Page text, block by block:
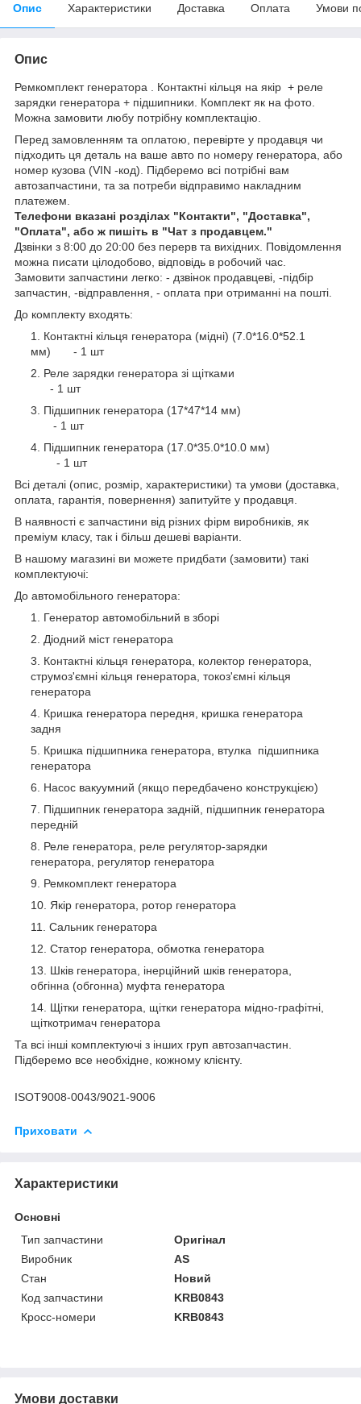
Опис Характеристики Доставка Оплата Умови
Опис
Ремкомплект генератора . Контактні кільця на якір + реле
зарядки генератора + підшипники. Комплект як на фото.
Можна замовити любу потрібну комплектацію.
Перед замовленням та оплатою, перевірте у продавця чи
підходить ця деталь на ваше авто по номеру генератора, або
номер кузова (VIN -код). Підберемо всі потрібні вам
автозапчастини, та за потреби відправимо накладним
платежем.
Телефони вказані розділах "Контакти", "Доставка",
"Оплата", або ж пишіть в "Чат з продавцем."
Дзвінки з 8:00 до 20:00 без перерв та вихідних. Повідомлення
можна писати цілодобово, відповідь в робочий час.
Замовити запчастини легко: - дзвінок продавцеві, -підбір
запчастин, -відправлення, - оплата при отриманні на пошті.
До комплекту входять:
Контактні кільця генератора (мідні) (7.0*16.0*52.1
мм) - 1 шт
Реле зарядки генератора зі щітками
- 1 шт
Пiдшипник генератора (17*47*14 мм)
- 1 шт
Пiдшипник генератора (17.0*35.0*10.0 мм)
- 1 шт
Всі деталі (опис, розмір, характеристики) та умови (доставка,
оплата, гарантія, повернення) запитуйте у продавця.
В наявності є запчастини від різних фірм виробників, як
преміум класу, так і більш дешеві варіанти.
В нашому магазині ви можете придбати (замовити) такі
комплектуючі:
До автомобільного генератора:
Генератор автомобільний в зборі
Діодний міст генератора
Контактні кільця генератора, колектор генератора,
струмоз'ємні кільця генератора, токоз'ємні кільця
генератора
Кришка генератора передня, кришка генератора
задня
Кришка підшипника генератора, втулка підшипника
генератора
Насос вакуумний (якщо передбачено конструкцією)
Підшипник генератора задній, підшипник генератора
передній
Реле генератора, реле регулятор-зарядки
генератора, регулятор генератора
Ремкомплект генератора
Якір генератора, ротор генератора
Сальник генератора
Статор генератора, обмотка генератора
Шків генератора, інерційний шків генератора,
обгінна (обгонна) муфта генератора
Щітки генератора, щітки генератора мідно-графітні,
щіткотримач генератора
Та всі інші комплектуючі з інших груп автозапчастин.
Підберемо все необхідне, кожному клієнту.
ISOT9008-0043/9021-9006
Приховати
Характеристики
Основні
Тип запчастини
Оригінал
Виробник
AS
Стан
Новий
Код запчастини
KRB0843
Кросс-номери
KRB0843
Умови доставки